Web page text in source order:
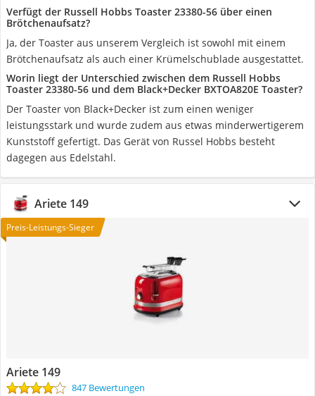
Verfügt der Russell Hobbs Toaster 23380-56 über einen
Brötchenaufsatz?
Ja, der Toaster aus unserem Vergleich ist sowohl mit einem
Brötchenaufsatz als auch einer Krümelschublade ausgestattet.
Worin liegt der Unterschied zwischen dem Russell Hobbs
Toaster 23380-56 und dem Black+Decker BXTOA820E Toaster?
Der Toaster von Black+Decker ist zum einen weniger
leistungsstark und wurde zudem aus etwas minderwertigerem
Kunststoff gefertigt. Das Gerät von Russel Hobbs besteht
dagegen aus Edelstahl.
Ariete 149
Preis-Leistungs-Sieger
Ariete 149
847 Bewertungen